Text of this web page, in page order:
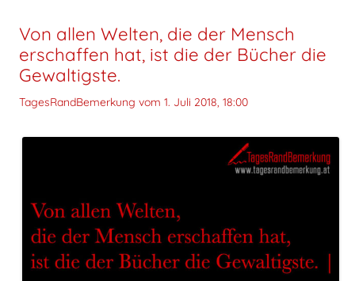
Von allen Welten, die der Mensch
erschaffen hat, ist die der Bücher die
Gewaltigste.
TagesRandBemerkung vom 1. Juli 2018, 18:00